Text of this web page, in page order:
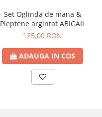
Set Oglinda de mana &
Pieptene argintat ABIGAIL
125,00 RON
ADAUGA IN COS